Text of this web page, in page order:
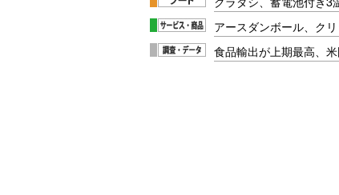
アースダンボール、ク
食品輸出が上期最高、